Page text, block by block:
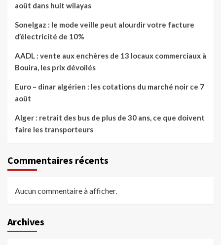
août dans huit wilayas
Sonelgaz : le mode veille peut alourdir votre facture
d’électricité de 10%
AADL : vente aux enchères de 13 locaux commerciaux à
Bouira, les prix dévoilés
Euro – dinar algérien : les cotations du marché noir ce 7
août
Alger : retrait des bus de plus de 30 ans, ce que doivent
faire les transporteurs
Commentaires récents
Aucun commentaire à afficher.
Archives